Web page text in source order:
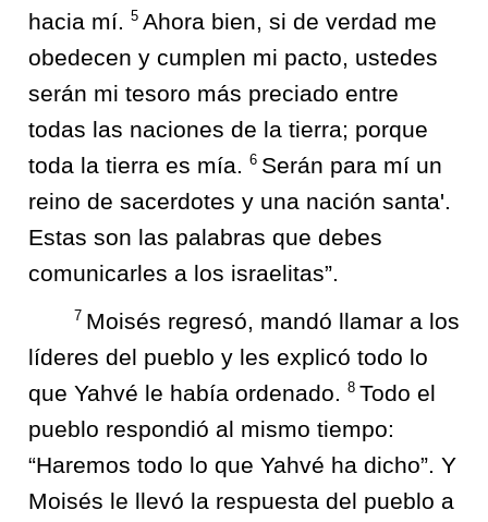
hacia mí. 5 Ahora bien, si de verdad me
obedecen y cumplen mi pacto, ustedes
serán mi tesoro más preciado entre
todas las naciones de la tierra; porque
toda la tierra es mía. 6 Serán para mí un
reino de sacerdotes y una nación santa'.
Estas son las palabras que debes
comunicarles a los israelitas”.
7 Moisés regresó, mandó llamar a los
líderes del pueblo y les explicó todo lo
que Yahvé le había ordenado. 8 Todo el
pueblo respondió al mismo tiempo:
“Haremos todo lo que Yahvé ha dicho”. Y
Moisés le llevó la respuesta del pueblo a